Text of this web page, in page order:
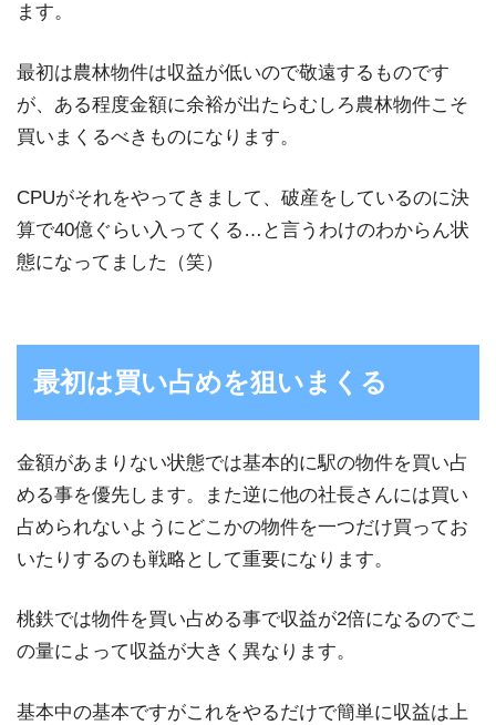
ます。
最初は農林物件は収益が低いので敬遠するものです
が、ある程度金額に余裕が出たらむしろ農林物件こそ
買いまくるべきものになります。
CPUがそれをやってきまして、破産をしているのに決
算で40億ぐらい入ってくる…と言うわけのわからん状
態になってました（笑）
最初は買い占めを狙いまくる
金額があまりない状態では基本的に駅の物件を買い占
める事を優先します。また逆に他の社長さんには買い
占められないようにどこかの物件を一つだけ買ってお
いたりするのも戦略として重要になります。
桃鉄では物件を買い占める事で収益が2倍になるのでこ
の量によって収益が大きく異なります。
基本中の基本ですがこれをやるだけで簡単に収益は上